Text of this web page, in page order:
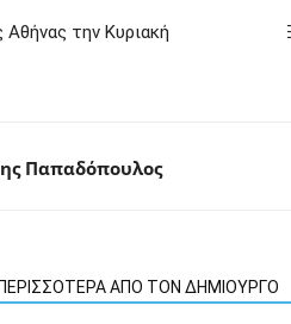
την Κυριακή
Παπαδόπουλος
ΠΕΡΙΣΣΟΤΕΡΑ ΑΠΟ ΤΟΝ ΔΗΜΙΟΥΡΓΟ